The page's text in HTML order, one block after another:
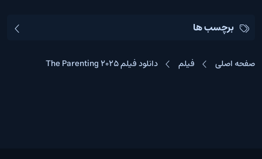
برچسب ها
صفحه اصلی فیلم دانلود فیلم The Parenting 2025